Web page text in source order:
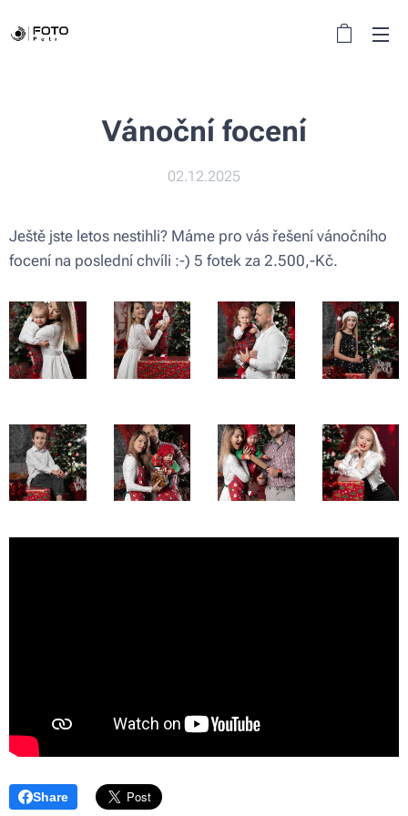
Vánoční focení
02.12.2025
Ještě jste letos nestihli? Máme pro vás řešení vánočního
focení na poslední chvíli :-) 5 fotek za 2.500,-Kč.
Share